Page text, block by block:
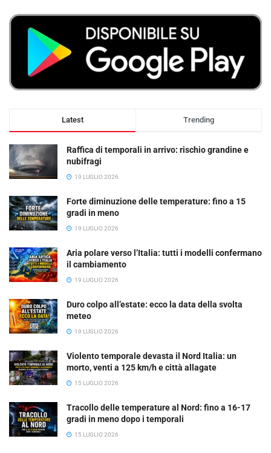
Latest Trending
Raffica di temporali in arrivo: rischio grandine e
nubifragi
19 LUGLIO 2026
Forte diminuzione delle temperature: fino a 15
gradi in meno
19 LUGLIO 2026
Aria polare verso l’Italia: tutti i modelli confermano
il cambiamento
19 LUGLIO 2026
Duro colpo all’estate: ecco la data della svolta
meteo
19 LUGLIO 2026
Violento temporale devasta il Nord Italia: un
morto, venti a 125 km/h e città allagate
15 LUGLIO 2026
Tracollo delle temperature al Nord: fino a 16-17
gradi in meno dopo i temporali
15 LUGLIO 2026